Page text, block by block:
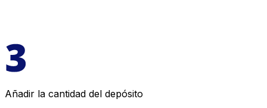
Añadir la cantidad del depósito